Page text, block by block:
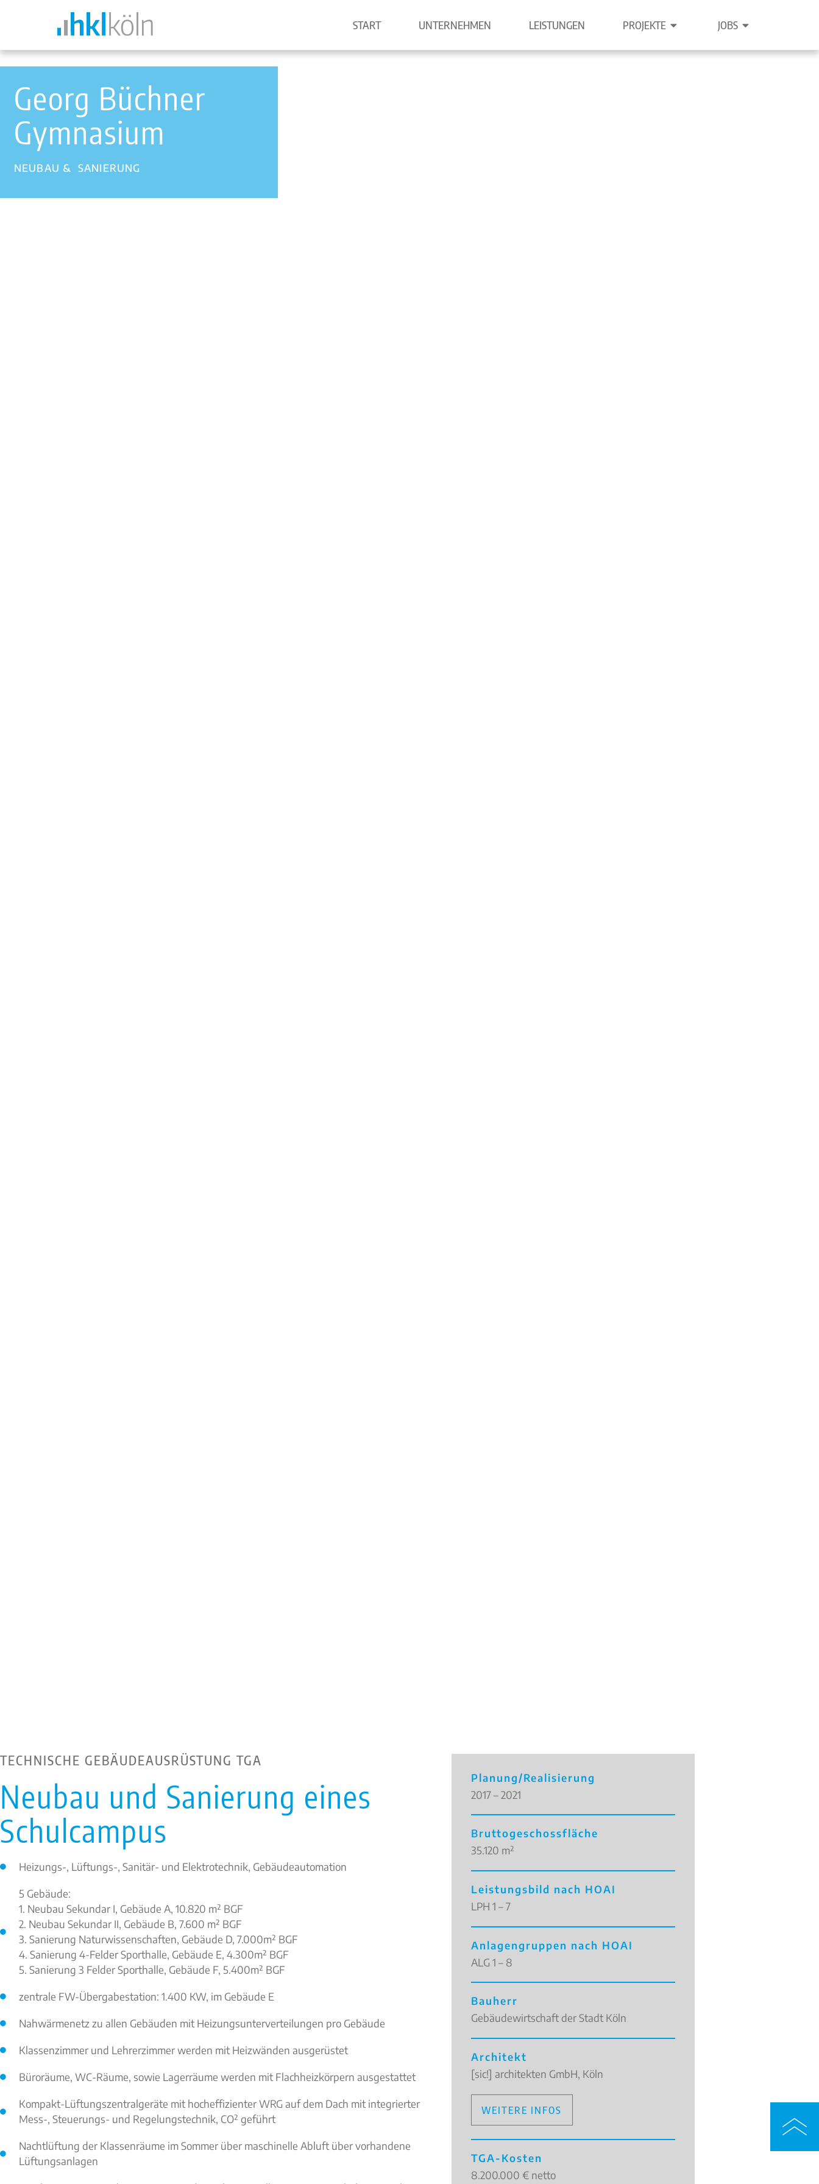
START UNTERNEHMEN LEISTUNGEN PROJEKTE JOBS
Georg Büchner
Gymnasium
NEUBAU & SANIERUNG
TECHNISCHE GEBÄUDEAUSRÜSTUNG TGA
Neubau und Sanierung eines
Schulcampus
Heizungs-, Lüftungs-, Sanitär- und Elektrotechnik, Gebäudeautomation
5 Gebäude:
1. Neubau Sekundar I, Gebäude A, 10.820 m² BGF
2. Neubau Sekundar II, Gebäude B, 7.600 m² BGF
3. Sanierung Naturwissenschaften, Gebäude D, 7.000m² BGF
4. Sanierung 4-Felder Sporthalle, Gebäude E, 4.300m² BGF
5. Sanierung 3 Felder Sporthalle, Gebäude F, 5.400m² BGF
zentrale FW-Übergabestation: 1.400 KW, im Gebäude E
Nahwärmenetz zu allen Gebäuden mit Heizungsunterverteilungen pro Gebäude
Klassenzimmer und Lehrerzimmer werden mit Heizwänden ausgerüstet
Büroräume, WC-Räume, sowie Lagerräume werden mit Flachheizkörpern ausgestattet
Kompakt-Lüftungszentralgeräte mit hocheffizienter WRG auf dem Dach mit integrierter
Mess-, Steuerungs- und Regelungstechnik, CO² geführt
Nachtlüftung der Klassenräume im Sommer über maschinelle Abluft über vorhandene
Lüftungsanlagen
Planung/Realisierung
2017 – 2021
Bruttogeschossfläche
35.120 m²
Leistungsbild nach HOAI
LPH 1 – 7
Anlagengruppen nach HOAI
ALG 1 – 8
Bauherr
Gebäudewirtschaft der Stadt Köln
Architekt
[sic!] architekten GmbH, Köln
WEITERE INFOS
TGA-Kosten
8.200.000 € netto